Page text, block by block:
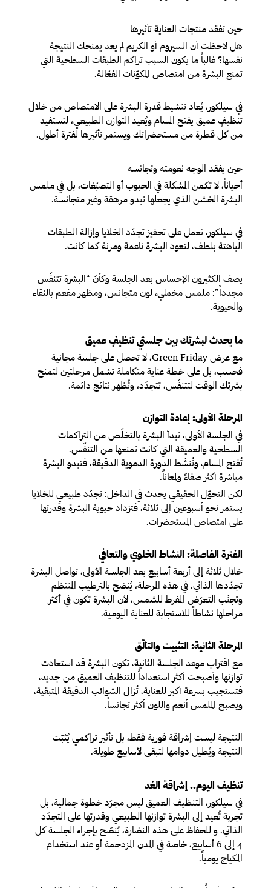
حين تفقد منتجات العناية تأثيرها
هل لاحظت أن السيروم أو الكريم لم يعد يمنحك النتيجة
نفسها؟ غالباً ما يكون السبب تراكم الطبقات السطحية التي
تمنع البشرة من امتصاص المكوّنات الفعّالة.
في سيلكور، يُعاد تنشيط قدرة البشرة على الامتصاص من خلال
تنظيفٍ عميق يفتح المسام ويُعيد التوازن الطبيعي، لتستفيد
من كل قطرة من مستحضراتك ويستمر تأثيرها لفترة أطول.
حين يفقد الوجه نعومته وتجانسه
أحياناً، لا تكمن المشكلة في الحبوب أو التصبّغات، بل في ملمس
البشرة الخشن الذي يجعلها تبدو مرهقة وغير متجانسة.
في سيلكور، نعمل على تحفيز تجدّد الخلايا وإزالة الطبقات
الباهتة بلطف، لتعود البشرة ناعمة ومرنة كما كانت.
يصف الكثيرون الإحساس بعد الجلسة وكأنّ “البشرة تتنفّس
مجدداً”: ملمس مخملي، لون متجانس، ومظهر مفعم بالنقاء
والحيوية.
ما يحدث لبشرتك بين جلستي تنظيفٍ عميق
مع عرض Green Friday، لا تحصل على جلسة مجانية
فحسب، بل على خطة عناية متكاملة تشمل مرحلتين لتمنح
بشرتك الوقت لتتنفّس، تتجدّد، وتُظهر نتائج دائمة.
المرحلة الأولى: إعادة التوازن
في الجلسة الأولى، تبدأ البشرة بالتخلّص من التراكمات
السطحية والعميقة التي كانت تمنعها من التنفّس.
تُفتح المسام، وتُنشّط الدورة الدموية الدقيقة، فتبدو البشرة
مباشرة أكثر صفاءً ولمعاناً.
لكن التحوّل الحقيقي يحدث في الداخل: تجدّد طبيعي للخلايا
يستمر نحو أسبوعين إلى ثلاثة، فتزداد حيوية البشرة وقدرتها
على امتصاص المستحضرات.
الفترة الفاصلة: النشاط الخلوي والتعافي
خلال ثلاثة إلى أربعة أسابيع بعد الجلسة الأولى، تواصل البشرة
تجدّدها الذاتي. في هذه المرحلة، يُنصَح بالترطيب المنتظم
وتجنّب التعرّض المفرط للشمس، لأن البشرة تكون في أكثر
مراحلها نشاطاً للاستجابة للعناية اليومية.
المرحلة الثانية: التثبيت والتألّق
مع اقتراب موعد الجلسة الثانية، تكون البشرة قد استعادت
توازنها وأصبحت أكثر استعداداً للتنظيف العميق من جديد،
فتستجيب بسرعة أكبر للعناية، تُزال الشوائب الدقيقة المتبقية،
ويصبح الملمس أنعم واللون أكثر تجانساً.
النتيجة ليست إشراقة فورية فقط، بل تأثير تراكمي يُثبّت
النتيجة ويُطيل دوامها لتبقى لأسابيع طويلة.
تنظيف اليوم.. إشراقة الغد
في سيلكور، التنظيف العميق ليس مجرّد خطوة جمالية، بل
تجربة تُعيد إلى البشرة توازنها الطبيعي وقدرتها على التجدّد
الذاتي. و للحفاظ على هذه النضارة، يُنصَح بإجراء الجلسة كل
4 إلى 6 أسابيع، خاصة في المدن المزدحمة أو عند استخدام
المكياج يومياً.